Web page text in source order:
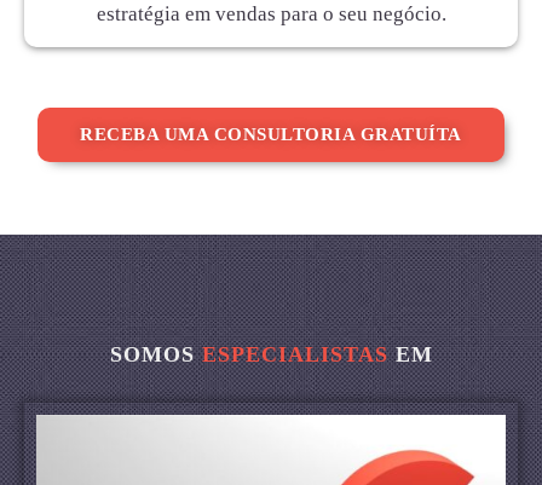
estratégia em vendas para o seu negócio.
RECEBA UMA CONSULTORIA GRATUÍTA
SOMOSESPECIALISTASEM